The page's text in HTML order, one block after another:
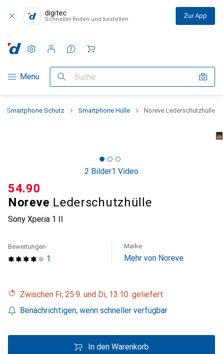
digitec
Schneller finden und bestellen Zur App
Navigation nach Kategorien
Menü Suche
Einstellungen
Kundenkonto
Vergleichslisten
Merklisten
Warenkorb
Smartphone Schutz Smartphone Hülle Noreve Lederschutzhülle
2 Bilder1 Video
Noreve Lederschutzhülle
Sony Xperia 1 II
CHF
54.90
1
Bewertungen Marke
Mehr von Noreve
Zwischen Fr, 25.9. und Di, 13.10. geliefert
Benachrichtigen, wenn schneller verfügbar
In den Warenkorb